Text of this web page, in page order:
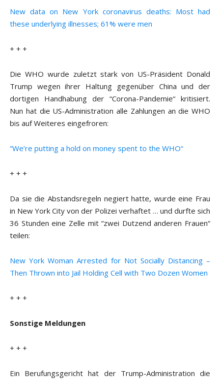
New data on New York coronavirus deaths: Most had
these underlying illnesses; 61% were men
+ + +
Die WHO wurde zuletzt stark von US-Präsident Donald
Trump wegen ihrer Haltung gegenüber China und der
dortigen Handhabung der “Corona-Pandemie“ kritisiert.
Nun hat die US-Administration alle Zahlungen an die WHO
bis auf Weiteres eingefroren:
“We’re putting a hold on money spent to the WHO“
+ + +
Da sie die Abstandsregeln negiert hatte, wurde eine Frau
in New York City von der Polizei verhaftet … und durfte sich
36 Stunden eine Zelle mit “zwei Dutzend anderen Frauen“
teilen:
New York Woman Arrested for Not Socially Distancing –
Then Thrown into Jail Holding Cell with Two Dozen Women
+ + +
Sonstige Meldungen
+ + +
Ein Berufungsgericht hat der Trump-Administration die